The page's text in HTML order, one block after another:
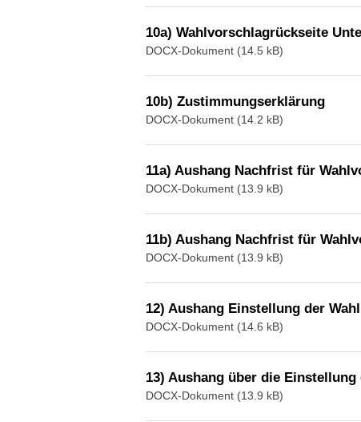
10a) Wahlvorschlagrückseite
DOCX-Dokument (14.5 kB)
10b) Zustimmungserklärung
DOCX-Dokument (14.2 kB)
11a) Aushang Nachfrist für
DOCX-Dokument (13.9 kB)
11b) Aushang Nachfrist für
DOCX-Dokument (13.9 kB)
12) Aushang Einstellung der
DOCX-Dokument (14.6 kB)
13) Aushang über die
DOCX-Dokument (13.9 kB)